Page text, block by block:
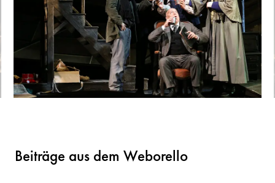
Beiträge aus dem Weborello